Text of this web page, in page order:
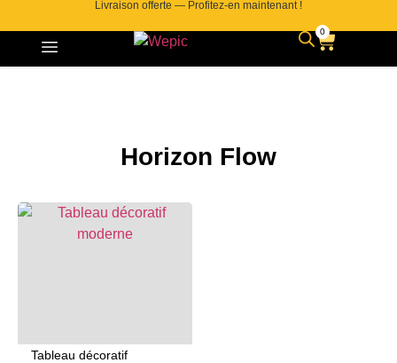
Livraison offerte — Profitez-en maintenant !
0
Horizon Flow
Tableau décoratif